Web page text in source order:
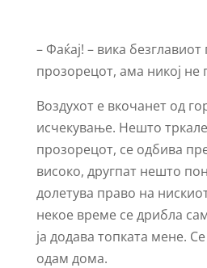
– Фаќај! – вика безглавиот
прозорецот, ама никој не
Воздухот е вкочанет од
исчекување. Нешто
прозорецот, се одбива
високо, другпат нешто
долетува право на нискиот
некое време се дрибла
ја додава топката мене.
одам дома.